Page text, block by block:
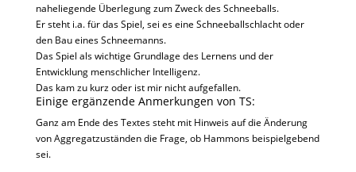
naheliegende Überlegung zum Zweck des Schneeballs.
Er steht i.a. für das Spiel, sei es eine Schneeballschlacht oder
den Bau eines Schneemanns.
Das Spiel als wichtige Grundlage des Lernens und der
Entwicklung menschlicher Intelligenz.
Das kam zu kurz oder ist mir nicht aufgefallen.
Einige ergänzende Anmerkungen von TS:
Ganz am Ende des Textes steht mit Hinweis auf die Änderung
von Aggregatzuständen die Frage, ob Hammons beispielgebend
sei.